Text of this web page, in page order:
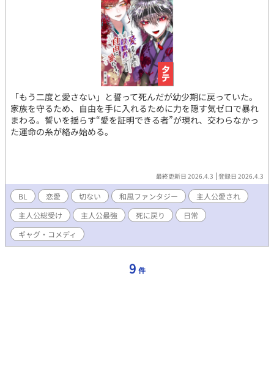
「もう二度と愛さない」と誓って死んだが幼少期に戻っていた。
家族を守るため、自由を手に入れるために力を隠す気ゼロで暴れ
まわる。誓いを揺らす“愛を証明できる者”が現れ、交わらなかっ
た運命の糸が絡み始める。
最終更新日 2026.4.3 登録日 2026.4.3
BL 恋愛 切ない 和風ファンタジー
主人公愛され
主人公総受け
主人公最強 死に戻り
日常
ギャグ・コメディ
9 件